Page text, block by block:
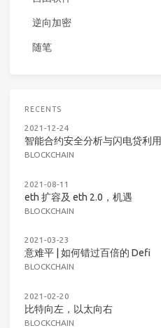
逆向加密
随笔
RECENTS
2021-12-24
智能合约安全分析与闪电贷利用
BLOCKCHAIN
2021-08-11
eth 扩容及 eth 2.0，机遇
BLOCKCHAIN
2021-03-23
意难平 | 如何错过百倍的 Defi
BLOCKCHAIN
2021-02-20
比特向左，以太向右
BLOCKCHAIN